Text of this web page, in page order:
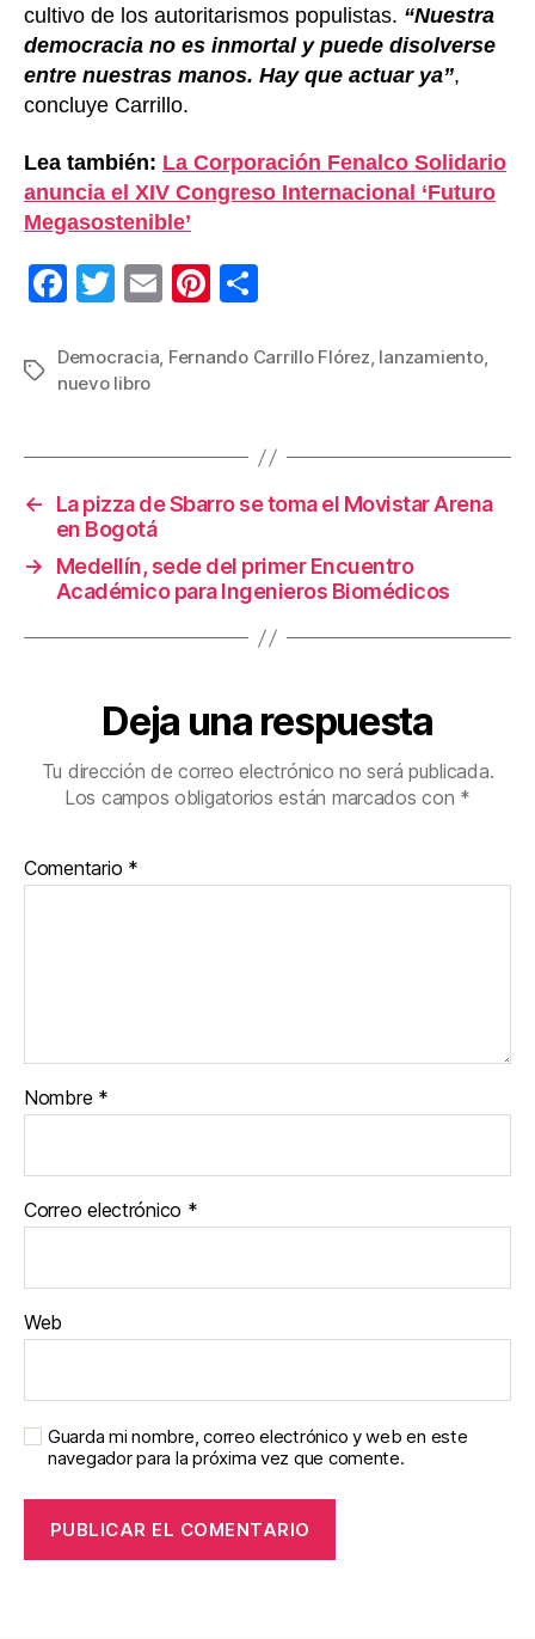
cultivo de los autoritarismos populistas. “Nuestra
democracia no es inmortal y puede disolverse
entre nuestras manos. Hay que actuar ya”,
concluye Carrillo.
Lea también: La Corporación Fenalco Solidario
anuncia el XIV Congreso Internacional ‘Futuro
Megasostenible’
F
c
e
o
k
T
tt
er
E
ail
Pi
er m
ar
tir
Etiquetas
Democracia, Fernando Carrillo Flórez, lanzamiento,
nuevo libro
←
La pizza de Sbarro se toma el Movistar Arena
en Bogotá
→
Medellín, sede del primer Encuentro
Académico para Ingenieros Biomédicos
Deja una respuesta
Tu dirección de correo electrónico no será publicada.
Los campos obligatorios están marcados con *
Comentario *
Nombre *
Correo electrónico *
Web
Guarda mi nombre, correo electrónico y web en este
navegador para la próxima vez que comente.